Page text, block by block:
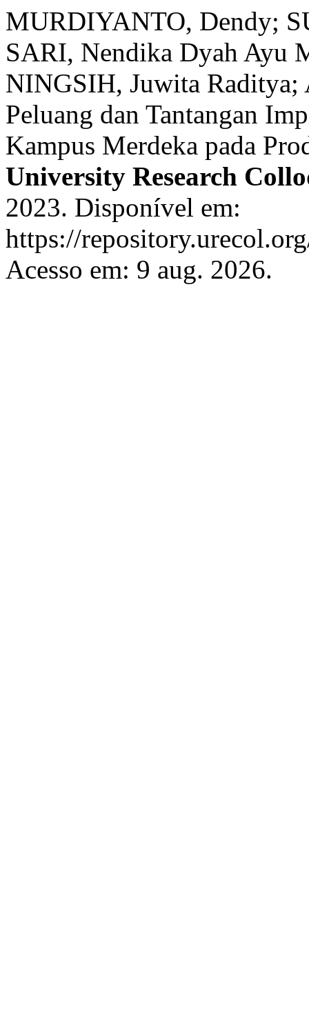
MURDIYANTO, Dendy;
SARI, Nendika Dyah Ayu
NINGSIH, Juwita
Peluang dan Tantangan
Kampus Merdeka pada
University Research
2023. Disponível em:
https://
Acesso em: 9 aug. 2026.